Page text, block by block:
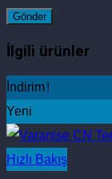
İlgili ürünler
İndirim!
Yeni
Hızlı Bakış